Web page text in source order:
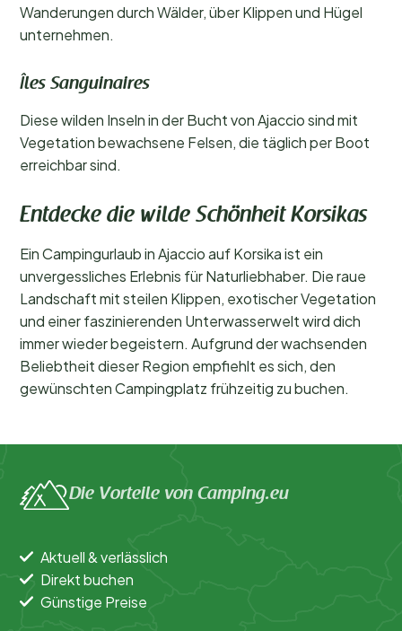
Wanderungen durch Wälder, über Klippen und Hügel
unternehmen.
Îles Sanguinaires
Diese wilden Inseln in der Bucht von Ajaccio sind mit
Vegetation bewachsene Felsen, die täglich per Boot
erreichbar sind.
Entdecke die wilde Schönheit Korsikas
Ein Campingurlaub in Ajaccio auf Korsika ist ein
unvergessliches Erlebnis für Naturliebhaber. Die raue
Landschaft mit steilen Klippen, exotischer Vegetation
und einer faszinierenden Unterwasserwelt wird dich
immer wieder begeistern. Aufgrund der wachsenden
Beliebtheit dieser Region empfiehlt es sich, den
gewünschten Campingplatz frühzeitig zu buchen.
Die Vorteile von Camping.eu
Aktuell & verlässlich
Direkt buchen
Günstige Preise